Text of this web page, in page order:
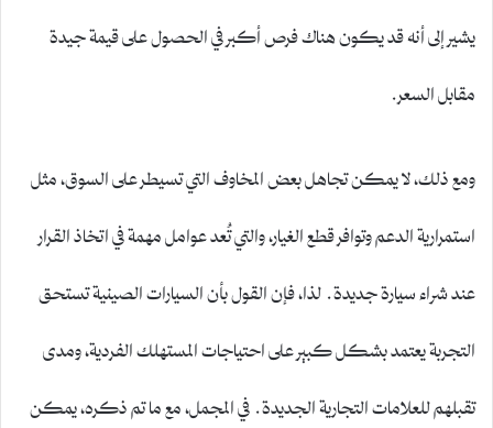
يشير إلى أنه قد يكون هناك فرص أكبر في الحصول على قيمة جيدة
مقابل السعر.
ومع ذلك، لا يمكن تجاهل بعض المخاوف التي تسيطر على السوق، مثل
استمرارية الدعم وتوافر قطع الغيار، والتي تُعد عوامل مهمة في اتخاذ القرار
عند شراء سيارة جديدة. لذا، فإن القول بأن السيارات الصينية تستحق
التجربة يعتمد بشكل كبير على احتياجات المستهلك الفردية، ومدى
تقبلهم للعلامات التجارية الجديدة. في المجمل، مع ما تم ذكره، يمكن